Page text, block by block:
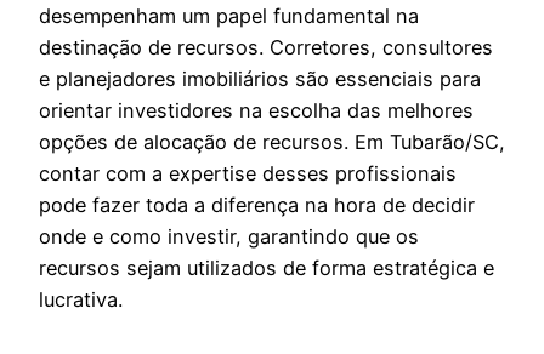
desempenham um papel fundamental na
destinação de recursos. Corretores, consultores
e planejadores imobiliários são essenciais para
orientar investidores na escolha das melhores
opções de alocação de recursos. Em Tubarão/SC,
contar com a expertise desses profissionais
pode fazer toda a diferença na hora de decidir
onde e como investir, garantindo que os
recursos sejam utilizados de forma estratégica e
lucrativa.